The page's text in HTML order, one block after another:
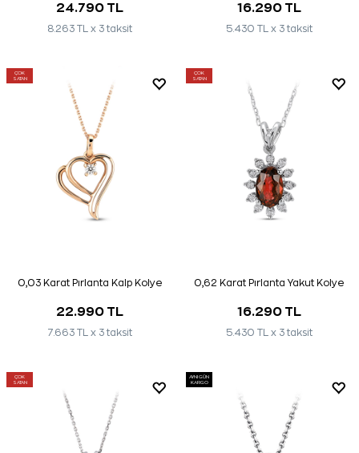
24.790 TL
8.263 TL x 3 taksit
16.290 TL
5.430 TL x 3 taksit
ÇOK
SATAN
0,03 Karat Pırlanta Kalp Kolye
22.990 TL
7.663 TL x 3 taksit
ÇOK
SATAN
0,62 Karat Pırlanta Yakut Kolye
16.290 TL
5.430 TL x 3 taksit
ÇOK
SATAN
AYNI GÜN
KARGO